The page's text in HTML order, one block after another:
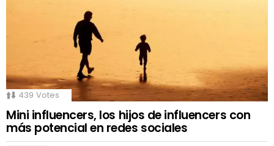
439 Votes
Mini influencers, los hijos de influencers con
más potencial en redes sociales